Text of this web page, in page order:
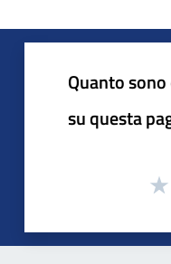
Quanto
su questa